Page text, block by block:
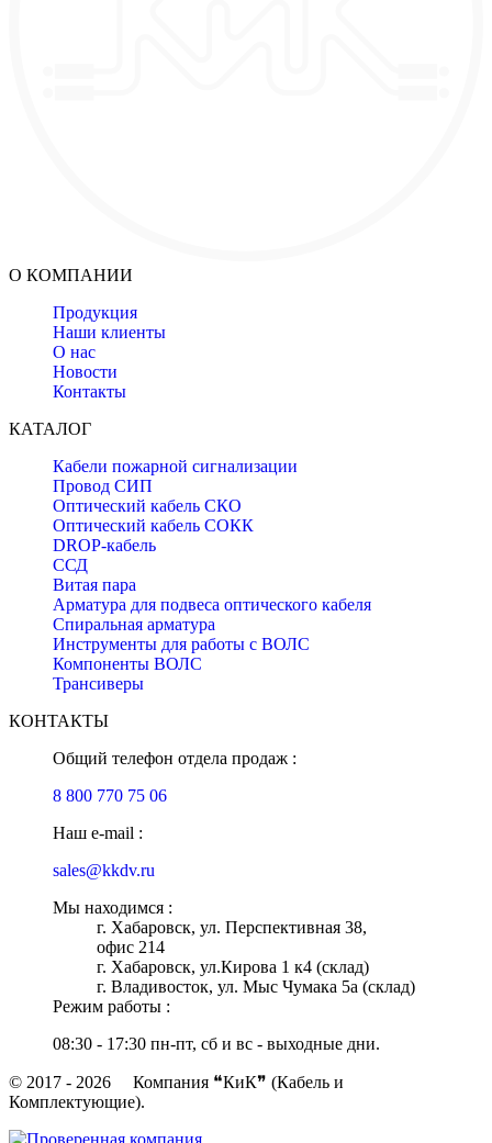
О КОМПАНИИ
Продукция
Наши клиенты
О нас
Новости
Контакты
КАТАЛОГ
Кабели пожарной сигнализации
Провод СИП
Оптический кабель СКО
Оптический кабель СОКК
DROP-кабель
ССД
Витая пара
Арматура для подвеса оптического кабеля
Спиральная арматура
Инструменты для работы с ВОЛС
Компоненты ВОЛС
Трансиверы
КОНТАКТЫ
Общий телефон отдела продаж :
8 800 770 75 06
Наш e-mail :
sales@kkdv.ru
Мы находимся :
г. Хабаровск, ул. Перспективная 38,
офис 214
г. Хабаровск, ул.Кирова 1 к4 (склад)
г. Владивосток, ул. Мыс Чумака 5а (склад)
Режим работы :
08:30 - 17:30 пн-пт, сб и вс - выходные дни.
© 2017 - 2026 Компания ❝КиК❞ (Кабель и
Комплектующие).